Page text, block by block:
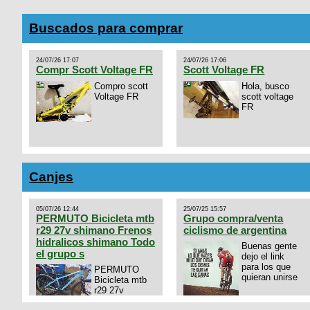
Buscados para comprar
24/07/26 17:07
Compr Scott Voltage FR
Compro scott
Voltage FR
24/07/26 17:06
Scott Voltage FR
Hola, busco
scott voltage
FR
Canjes
05/07/26 12:44
PERMUTO Bicicleta mtb
r29 27v shimano Frenos
hidralicos shimano Todo
el grupo s
PERMUTO
Bicicleta mtb
r29 27v
shimano
25/07/25 15:57
Grupo compra/venta
ciclismo de argentina
Buenas gente
dejo el link
para los que
quieran unirse
https://chat.whatsapp.com/